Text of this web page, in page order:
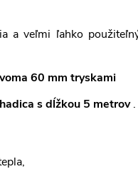
a veľmi ľahko
60 mm tryskami
hadica s dĺžkou 5 metrov.